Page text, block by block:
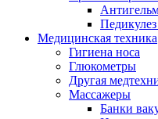
Медицинская техника
Гигиена носа
Глюкометры
Другая
Массажеры
Банки